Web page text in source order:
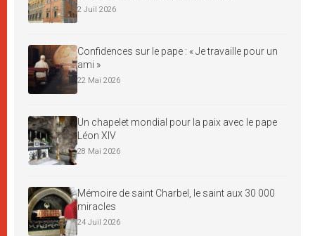
2 Juil 2026
Confidences sur le pape : « Je travaille pour un
ami »
22 Mai 2026
Un chapelet mondial pour la paix avec le pape
Léon XIV
28 Mai 2026
Mémoire de saint Charbel, le saint aux 30 000
miracles
24 Juil 2026